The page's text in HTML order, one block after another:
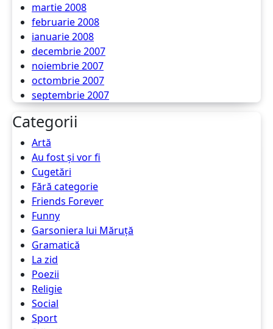
martie 2008
februarie 2008
ianuarie 2008
decembrie 2007
noiembrie 2007
octombrie 2007
septembrie 2007
Categorii
Artă
Au fost şi vor fi
Cugetări
Fără categorie
Friends Forever
Funny
Garsoniera lui Măruţă
Gramatică
La zid
Poezii
Religie
Social
Sport